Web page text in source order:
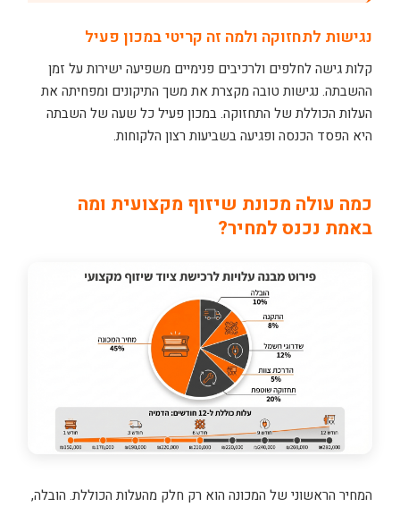
נגישות לתחזוקה ולמה זה קריטי במכון פעיל
קלות גישה לחלפים ולרכיבים פנימיים משפיעה ישירות על זמן
ההשבתה. נגישות טובה מקצרת את משך התיקונים ומפחיתה את
העלות הכוללת של התחזוקה. במכון פעיל כל שעה של השבתה
היא הפסד הכנסה ופגיעה בשביעות רצון הלקוחות.
כמה עולה מכונת שיזוף מקצועית ומה
באמת נכנס למחיר?
המחיר הראשוני של המכונה הוא רק חלק מהעלות הכוללת. הובלה,